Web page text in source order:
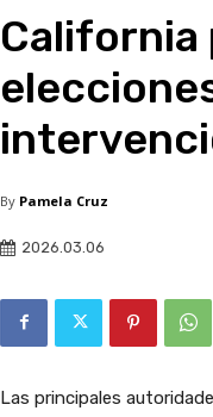
California
By Pamela Cruz
2026.03.06
Las principales